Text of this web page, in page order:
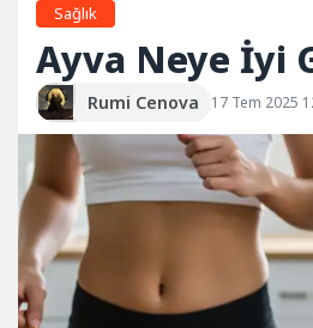
Sağlık
Ayva Neye İyi
Rumi Cenova 17 Tem 2025